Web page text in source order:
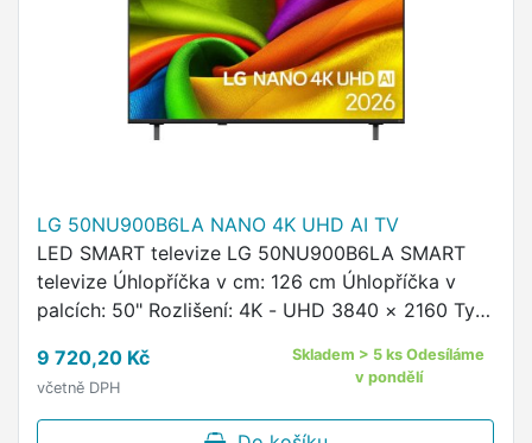
LG 50NU900B6LA NANO 4K UHD AI TV
LED SMART televize LG 50NU900B6LA SMART
televize Úhlopříčka v cm: 126 cm Úhlopříčka v
palcích: 50" Rozlišení: 4K - UHD 3840 × 2160 Typ
Modelový rok: 2026 Funkce …
9 720,20 Kč
včetně DPH
Skladem > 5 ks Odesíláme
v pondělí